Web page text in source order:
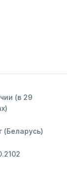
(в 29
(Беларусь)